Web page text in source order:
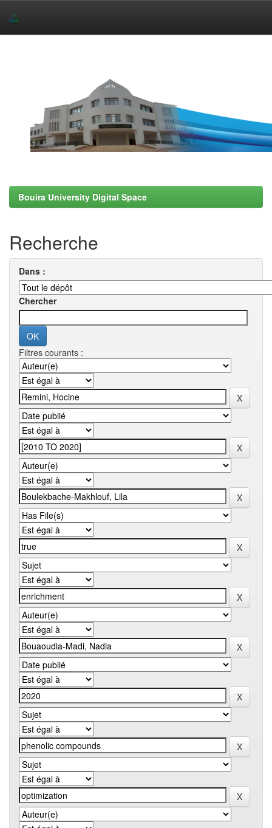
Bouira University Digital Space
Recherche
Dans :
Chercher
Filtres courants :